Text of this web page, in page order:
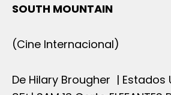
SOUTH MOUNTAIN
(Cine Internacional)
De Hilary Brougher | Estados